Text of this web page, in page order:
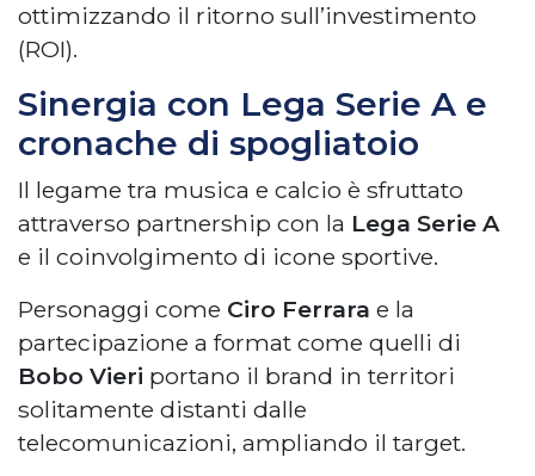
ottimizzando il ritorno sull’investimento
(ROI).
Sinergia con Lega Serie A e
cronache di spogliatoio
Il legame tra musica e calcio è sfruttato
attraverso partnership con la Lega Serie A
e il coinvolgimento di icone sportive.
Personaggi come Ciro Ferrara e la
partecipazione a format come quelli di
Bobo Vieri portano il brand in territori
solitamente distanti dalle
telecomunicazioni, ampliando il target.